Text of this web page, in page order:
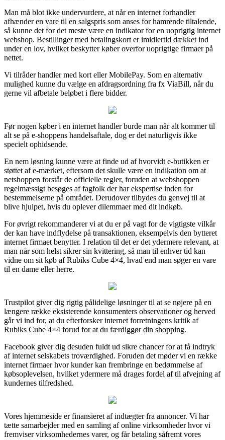
Man må blot ikke undervurdere, at når en internet forhandler
afhænder en vare til en salgspris som anses for hamrende tiltalende,
så kunne det for det meste være en indikator for en uoprigtig internet
webshop. Bestillinger med betalingskort er imidlertid dækket ind
under en lov, hvilket beskytter køber overfor uoprigtige firmaer på
nettet.
Vi tilråder handler med kort eller MobilePay. Som en alternativ
mulighed kunne du vælge en afdragsordning fra fx ViaBill, når du
gerne vil afbetale beløbet i flere bidder.
Før nogen køber i en internet handler burde man når alt kommer til
alt se på e-shoppens handelsaftale, dog er det naturligvis ikke
specielt ophidsende.
En nem løsning kunne være at finde ud af hvorvidt e-butikken er
støttet af e-mærket, eftersom det skulle være en indikation om at
netshoppen forstår de officielle regler, foruden at webshoppen
regelmæssigt besøges af fagfolk der har ekspertise inden for
bestemmelserne på området. Derudover tilbydes du genvej til at
blive hjulpet, hvis du oplever dilemmaer med dit indkøb.
For øvrigt rekommanderer vi at du er på vagt for de vigtigste vilkår
der kan have indflydelse på transaktionen, eksempelvis den bytteret
internet firmaet benytter. I relation til det er det ydermere relevant, at
man når som helst sikrer sin kvittering, så man til enhver tid kan
vidne om sit køb af Rubiks Cube 4×4, hvad end man søger en vare
til en dame eller herre.
Trustpilot giver dig rigtig pålidelige løsninger til at se nøjere på en
længere række eksisterende konsumenters observationer og herved
går vi ind for, at du efterforsker internet forretningens kritik af
Rubiks Cube 4×4 forud for at du færdiggør din shopping.
Facebook giver dig desuden fuldt ud sikre chancer for at få indtryk
af internet selskabets troværdighed. Foruden det møder vi en række
internet firmaer hvor kunder kan frembringe en bedømmelse af
købsoplevelsen, hvilket ydermere må drages fordel af til afvejning af
kundernes tilfredshed.
Vores hjemmeside er finansieret af indtægter fra annoncer. Vi har
tætte samarbejder med en samling af online virksomheder hvor vi
fremviser virksomhedernes varer, og får betaling såfremt vores